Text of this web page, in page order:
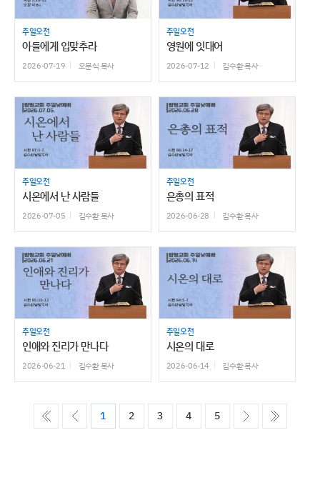
주일오전
아들에게 입맞추라
2026-07-19 오문식 목사
주일오전
영원에 잇대어
2026-07-12 김수환 목사
주일오전
시온에서 난 사람들
2026-07-05 김수환 목사
주일오전
은총의 표적
2026-06-28 김수환 목사
주일오전
인애와 진리가 만나다
2026-06-21 김수환 목사
주일오전
시온의 대로
2026-06-14 김수환 목사
ó�� ����
1 2 3 4 5 ����